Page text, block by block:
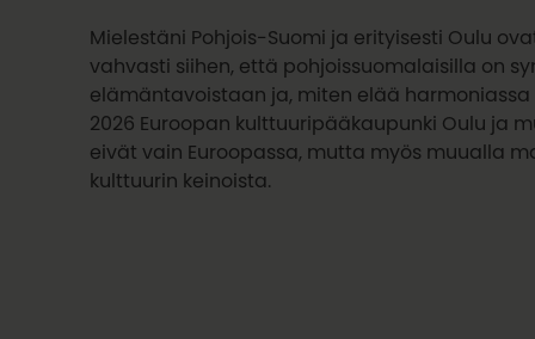
Mielestäni Pohjois-Suomi ja erityisesti Oulu
vahvasti siihen, että pohjoissuomalaisilla on
elämäntavoistaan ja, miten elää
2026 Euroopan kulttuuripääkaupunki Oulu ja
eivät vain Euroopassa, mutta myös muualla
kulttuurin keinoista.